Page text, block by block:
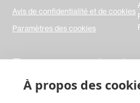
À propos des
Avis de confidentialité et de cookies
Paramètres des cookies
Prenez contact
nous